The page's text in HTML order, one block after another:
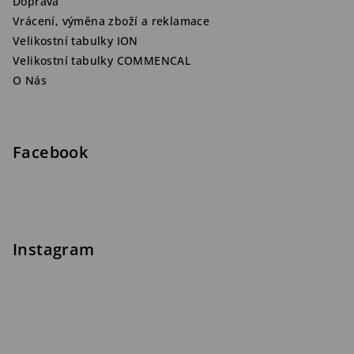
Vrácení, výměna zboží a reklamace
Velikostní tabulky ION
Velikostní tabulky COMMENCAL
O Nás
Facebook
Instagram